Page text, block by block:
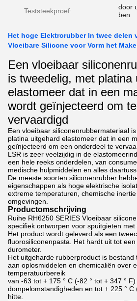
Teststeekproef:
door
ben
Het hoge Elektrorubber In twee delen
Vloeibare Silicone voor Vorm het
Een vloeibaar
is tweedelig, met platina
elastomeer dat in een
wordt geïnjecteerd om
vervaardigd
Een vloeibaar siliconenrubbermateriaal
platina uitgehard elastomeer dat in een
geïnjecteerd om een ​​onderdeel te
LSR is zeer veelzijdig in de
een hele reeks onderdelen, van
medische hulpmiddelen en alles
De meeste soorten siliconenrubber
eigenschappen als hoge elektrische
extreme temperaturen, chemische
omgevingen.
Productomschrijving
Ruihe RH6250 SERIES Vloeibaar
specifiek ontworpen voor spuitgieten met
Het product wordt geleverd als een
fluorosiliconenpasta. Het hardt uit tot
durometer.
Het uitgeharde rubberproduct is bestand
aan oplosmiddelen en chemicaliën over
temperatuurbereik
van -63 tot + 175 ° C (-82 ° tot + 347 °
dompelomstandigheden en tot + 225 ° C
hitte.